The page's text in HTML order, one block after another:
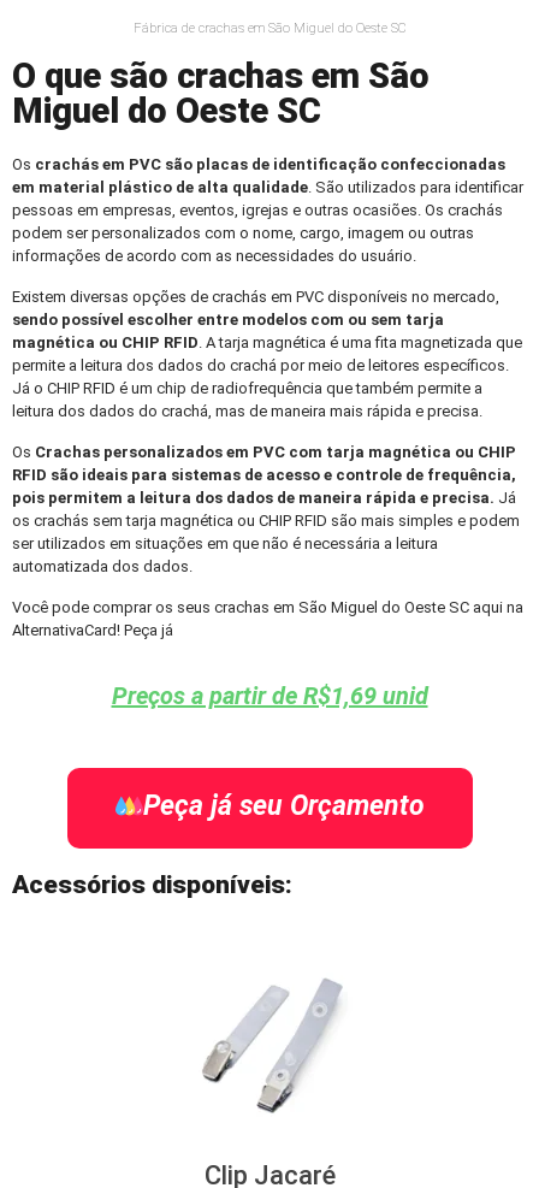
Fábrica de crachas em São Miguel do Oeste SC
O que são crachas em São
Miguel do Oeste SC
Os crachás em PVC são placas de identificação confeccionadas
em material plástico de alta qualidade. São utilizados para identificar
pessoas em empresas, eventos, igrejas e outras ocasiões. Os crachás
podem ser personalizados com o nome, cargo, imagem ou outras
informações de acordo com as necessidades do usuário.
Existem diversas opções de crachás em PVC disponíveis no mercado,
sendo possível escolher entre modelos com ou sem tarja
magnética ou CHIP RFID. A tarja magnética é uma fita magnetizada que
permite a leitura dos dados do crachá por meio de leitores específicos.
Já o CHIP RFID é um chip de radiofrequência que também permite a
leitura dos dados do crachá, mas de maneira mais rápida e precisa.
Os Crachas personalizados em PVC com tarja magnética ou CHIP
RFID são ideais para sistemas de acesso e controle de frequência,
pois permitem a leitura dos dados de maneira rápida e precisa. Já
os crachás sem tarja magnética ou CHIP RFID são mais simples e podem
ser utilizados em situações em que não é necessária a leitura
automatizada dos dados.
Você pode comprar os seus crachas em São Miguel do Oeste SC aqui na
AlternativaCard! Peça já
Preços a partir de R$1,69 unid
Peça já seu Orçamento
Acessórios disponíveis:
Clip Jacaré